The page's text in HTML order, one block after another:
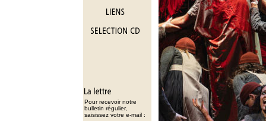
Pour recevoir notre
bulletin régulier,
saisissez votre e-mail :